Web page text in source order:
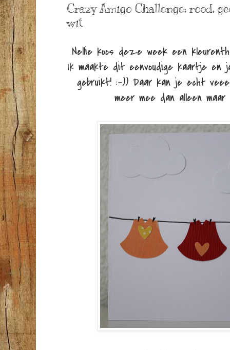
Crazy Amigo Challenge: rood,
wit
Nellie koos deze week een
Ik maakte dit eenvoudige kaartje en
gebruikt! :-)) Daar kan je echt
meer mee dan alleen